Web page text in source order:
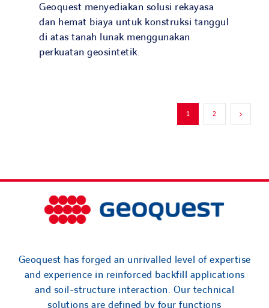
Geoquest menyediakan solusi rekayasa
dan hemat biaya untuk konstruksi tanggul
di atas tanah lunak menggunakan
perkuatan geosintetik.
1 2
Geoquest has forged an unrivalled level of expertise
and experience in reinforced backfill applications
and soil-structure interaction. Our technical
solutions are defined by four functions